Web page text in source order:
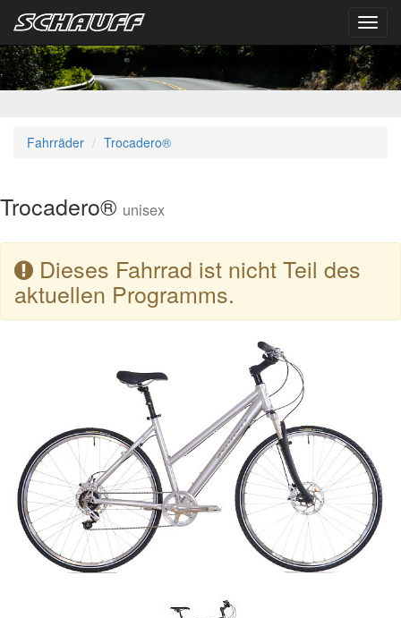
Fahrräder Trocadero®
Trocadero® unisex
Dieses Fahrrad ist nicht Teil des
aktuellen Programms.